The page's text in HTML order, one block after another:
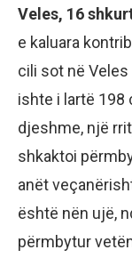
Veles, 16
e kaluara
cili sot në
ishte i lartë 198
djeshme, një
shkaktoi
anët
është nën ujë,
përmbytur